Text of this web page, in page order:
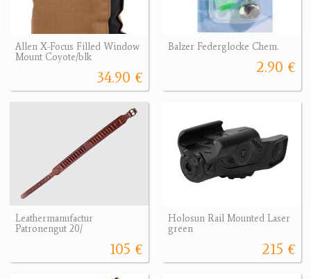
Allen X-Focus Filled Window
Mount Coyote/blk
34.90 €
Balzer Federglocke Chem.
2.90 €
Leathermanufactur
Patronengut 20/
105 €
Holosun Rail Mounted Laser
green
215 €